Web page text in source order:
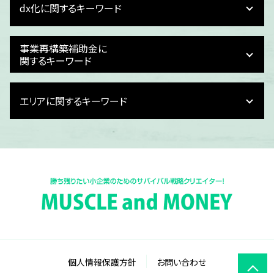
事業計画 考え方
事業計画 損益計算書
事業計画 管理
財務計画 役割
事業計画書 書き方
事業計画 売上予測
財務計画 種類
資金繰り 管理方法
事業計画 課題
事業計画 作り方
dx化に関するキーワード
dx 失敗
dx化 課題
dx化 進まない
dx化 必要性
dx化 問題
dx化 簡単に
dx デメリット
dx 推進 補助金
dx化 対応
給与計算 dx化
dx化 デジタル化 違い
事業再構築補助金に
関するキーワード
事業再構築補助金 いつまで続く
事業再構築補助金 ものづくり補助金
中小企業 新事業進出補助金
事業再構築補助金 使い道
事業再構築補助金 問題点
事業再構築補助金 内容
事業再構築補助金 収益納付
事業再構築補助金 中堅企業
エリアに関するキーワード
富山県 事業計画書作成
福井県 事業再構築補助金申請
石川県 事業計画
富山県 事業再構築補助金 相談
福井県 経費精算 dx化
個人情報保護方針 お問い合わせ